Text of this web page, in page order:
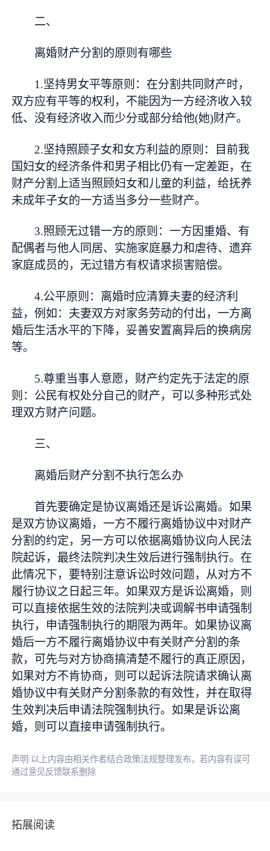
二、
离婚财产分割的原则有哪些
1.坚持男女平等原则：在分割共同财产时，
双方应有平等的权利，不能因为一方经济收入较
低、没有经济收入而少分或部分给他(她)财产。
2.坚持照顾子女和女方利益的原则：目前我
国妇女的经济条件和男子相比仍有一定差距，在
财产分割上适当照顾妇女和儿童的利益，给抚养
未成年子女的一方适当多分一些财产。
3.照顾无过错一方的原则：一方因重婚、有
配偶者与他人同居、实施家庭暴力和虐待、遗弃
家庭成员的，无过错方有权请求损害赔偿。
4.公平原则：离婚时应清算夫妻的经济利
益，例如：夫妻双方对家务劳动的付出，一方离
婚后生活水平的下降，妥善安置离异后的换病房
等。
5.尊重当事人意愿，财产约定先于法定的原
则：公民有权处分自己的财产，可以多种形式处
理双方财产问题。
三、
离婚后财产分割不执行怎么办
首先要确定是协议离婚还是诉讼离婚。如果
是双方协议离婚，一方不履行离婚协议中对财产
分割的约定，另一方可以依据离婚协议向人民法
院起诉，最终法院判决生效后进行强制执行。在
此情况下，要特别注意诉讼时效问题，从对方不
履行协议之日起三年。如果双方是诉讼离婚，则
可以直接依据生效的法院判决或调解书申请强制
执行，申请强制执行的期限为两年。如果协议离
婚后一方不履行离婚协议中有关财产分割的条
款，可先与对方协商搞清楚不履行的真正原因，
如果对方不肯协商，则可以起诉法院请求确认离
婚协议中有关财产分割条款的有效性，并在取得
生效判决后申请法院强制执行。如果是诉讼离
婚，则可以直接申请强制执行。
声明:以上内容由相关作者结合政策法规整理发布，若内容有误可
通过意见反馈联系删除
拓展阅读